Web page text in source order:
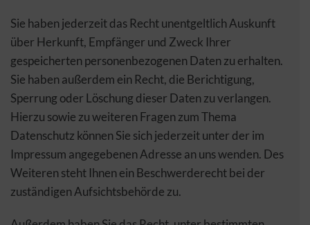
Sie haben jederzeit das Recht unentgeltlich Auskunft
über Herkunft, Empfänger und Zweck Ihrer
gespeicherten personenbezogenen Daten zu erhalten.
Sie haben außerdem ein Recht, die Berichtigung,
Sperrung oder Löschung dieser Daten zu verlangen.
Hierzu sowie zu weiteren Fragen zum Thema
Datenschutz können Sie sich jederzeit unter der im
Impressum angegebenen Adresse an uns wenden. Des
Weiteren steht Ihnen ein Beschwerderecht bei der
zuständigen Aufsichtsbehörde zu.